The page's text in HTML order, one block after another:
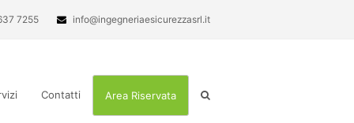
7255 info@ingegneriaesicurezzasrl.it
Contatti Area Riservata